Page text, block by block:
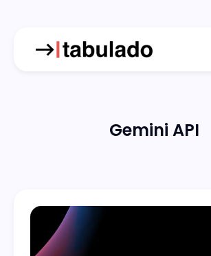
Gemini API